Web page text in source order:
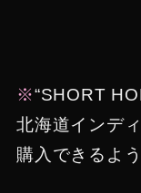
※“SHORT
北海道インデ
購入できるよ